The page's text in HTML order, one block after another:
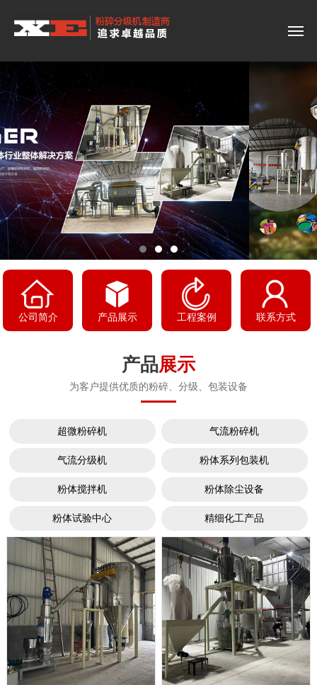
公司简介 产品展示 工程案例 联系方式
产品展示
为客户提供优质的粉碎、分级、包装设备
超微粉碎机 气流粉碎机
气流分级机 粉体系列包装机
粉体搅拌机 粉体除尘设备
粉体试验中心 精细化工产品